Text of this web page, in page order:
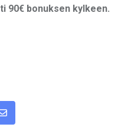
90€ bonuksen kylkeen.
Share